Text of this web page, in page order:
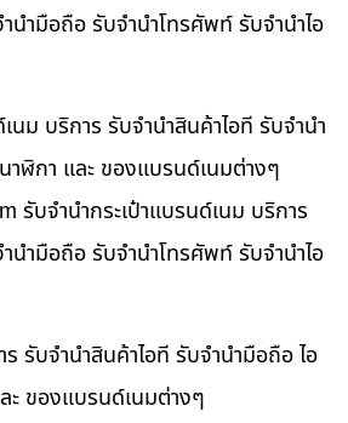
นำมือถือ รับจำนำโทรศัพท์ รับจำนำไอ
นม บริการ รับจำนำสินค้าไอที รับจำนำ
าฬิกา และ ของแบรนด์เนมต่างๆ
รับจำนำกระเป๋าแบรนด์เนม บริการ
นำมือถือ รับจำนำโทรศัพท์ รับจำนำไอ
รับจำนำสินค้าไอที รับจำนำมือถือ ไอ
ะ ของแบรนด์เนมต่างๆ